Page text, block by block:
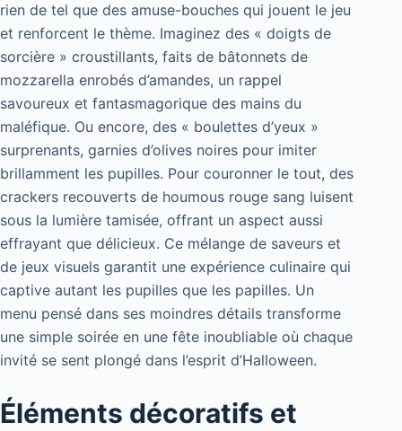
rien de tel que des amuse-bouches qui jouent le jeu
et renforcent le thème. Imaginez des « doigts de
sorcière » croustillants, faits de bâtonnets de
mozzarella enrobés d’amandes, un rappel
savoureux et fantasmagorique des mains du
maléfique. Ou encore, des « boulettes d’yeux »
surprenants, garnies d’olives noires pour imiter
brillamment les pupilles. Pour couronner le tout, des
crackers recouverts de houmous rouge sang luisent
sous la lumière tamisée, offrant un aspect aussi
effrayant que délicieux. Ce mélange de saveurs et
de jeux visuels garantit une expérience culinaire qui
captive autant les pupilles que les papilles. Un
menu pensé dans ses moindres détails transforme
une simple soirée en une fête inoubliable où chaque
invité se sent plongé dans l’esprit d’Halloween.
Éléments décoratifs et